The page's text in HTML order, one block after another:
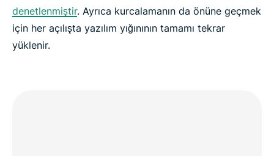
denetlenmiştir. Ayrıca kurcalamanın da önüne geçmek
için her açılışta yazılım yığınının tamamı tekrar
yüklenir.